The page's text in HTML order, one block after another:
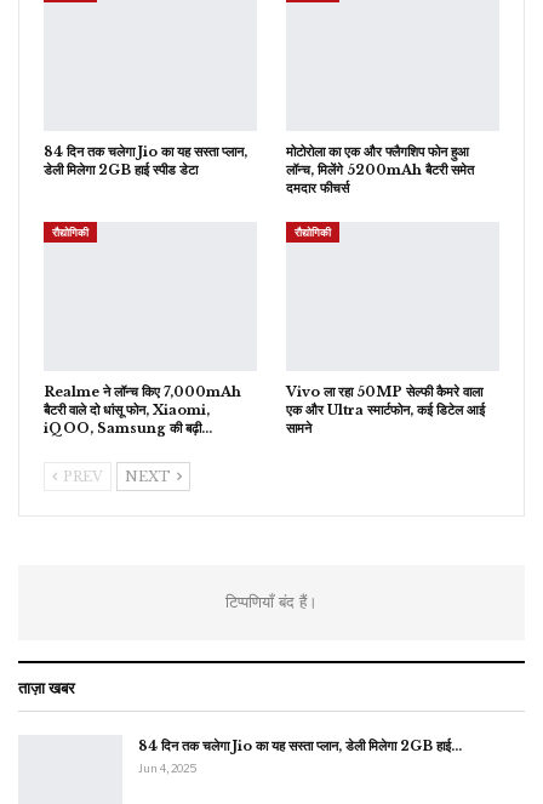
84 दिन तक चलेगा Jio का यह सस्ता प्लान,
डेली मिलेगा 2GB हाई स्पीड डेटा
मोटोरोला का एक और फ्लैगशिप फोन हुआ
लॉन्च, मिलेंगे 5200mAh बैटरी समेत
दमदार फीचर्स
रौद्योगिकी
Realme ने लॉन्च किए 7,000mAh
बैटरी वाले दो धांसू फोन, Xiaomi,
iQOO, Samsung की बढ़ी…
रौद्योगिकी
Vivo ला रहा 50MP सेल्फी कैमरे वाला
एक और Ultra स्मार्टफोन, कई डिटेल आई
सामने
PREV NEXT
टिप्पणियाँ बंद हैं।
ताज़ा खबर
84 दिन तक चलेगा Jio का यह सस्ता प्लान, डेली मिलेगा 2GB हाई…
Jun 4, 2025